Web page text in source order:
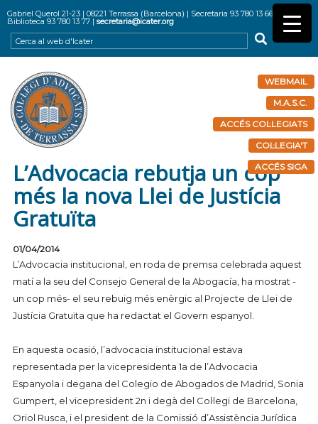
Gabriel Querol 21-23 | 08221 Terrassa (Barcelona) | Secretaria 93 780 13 66 |
Biblioteca 93 780 13 77 |secretaria@icater.org
WEBMAIL
M.A.S.C.
ACCÉS COL·LEGIATS
COL·LEGIA'T
ACCÉS SIGA
L’Advocacia rebutja un cop
més la nova Llei de Justícia
Gratuïta
01/04/2014
L’Advocacia institucional, en roda de premsa celebrada aquest
matí a la seu del Consejo General de la Abogacía, ha mostrat -
un cop més- el seu rebuig més enèrgic al Projecte de Llei de
Justícia Gratuïta que ha redactat el Govern espanyol.
En aquesta ocasió, l’advocacia institucional estava
representada per la vicepresidenta 1a de l’Advocacia
Espanyola i degana del Colegio de Abogados de Madrid, Sonia
Gumpert, el vicepresident 2n i degà del Col·legi de Barcelona,
Oriol Rusca, i el president de la Comissió d’Assistència Jurídica